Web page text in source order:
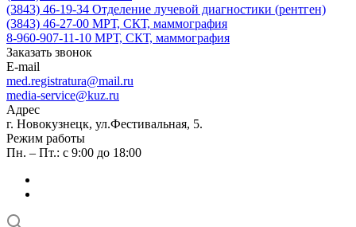
(3843) 46-19-34 Отделение лучевой диагностики (рентген)
(3843) 46-27-00 МРТ, СКТ, маммография
8-960-907-11-10 МРТ, СКТ, маммография
Заказать звонок
E-mail
med.registratura@mail.ru
media-service@kuz.ru
Адрес
г. Новокузнецк, ул.Фестивальная, 5.
Режим работы
Пн. – Пт.: с 9:00 до 18:00